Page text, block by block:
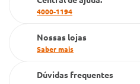
Televendas
4000-1194
Nossas lojas
Saber mais
Dúvidas frequentes